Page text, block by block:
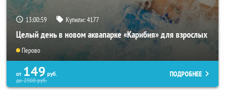
13:00:55 Купили:4177
Целый день в новом аквапарке «Карибия» для взрослых
Перово
от 149 руб.
до2900руб.
ПОДРОБНЕЕ